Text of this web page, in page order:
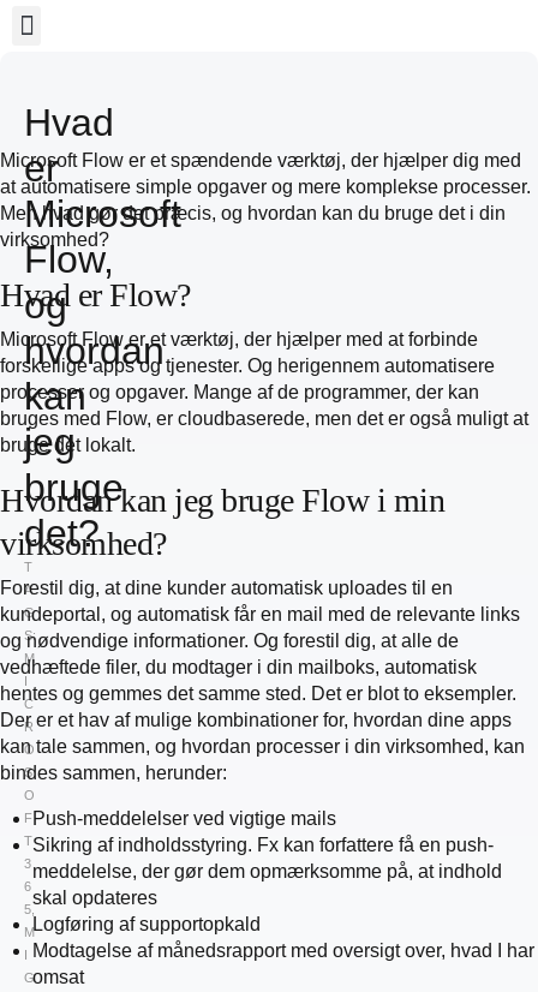
Hvad
er
Microsoft
Flow,
og
hvordan
kan
jeg
bruge
det?
T
A
G
S:
M
I
C
R
O
S
O
F
T
3
6
5,
M
I
G
Microsoft Flow er et spændende værktøj, der hjælper dig med
at automatisere simple opgaver og mere komplekse processer.
Men hvad gør det præcis, og hvordan kan du bruge det i din
virksomhed?
Hvad er Flow?
Microsoft Flow er et værktøj, der hjælper med at forbinde
forskellige apps og tjenester. Og herigennem automatisere
processer og opgaver. Mange af de programmer, der kan
bruges med Flow, er cloudbaserede, men det er også muligt at
bruge det lokalt.
Hvordan kan jeg bruge Flow i min
virksomhed?
Forestil dig, at dine kunder automatisk uploades til en
kundeportal, og automatisk får en mail med de relevante links
og nødvendige informationer. Og forestil dig, at alle de
vedhæftede filer, du modtager i din mailboks, automatisk
hentes og gemmes det samme sted. Det er blot to eksempler.
Der er et hav af mulige kombinationer for, hvordan dine apps
kan tale sammen, og hvordan processer i din virksomhed, kan
bindes sammen, herunder:
Push-meddelelser ved vigtige mails
Sikring af indholdsstyring. Fx kan forfattere få en push-
meddelelse, der gør dem opmærksomme på, at indhold
skal opdateres
Logføring af supportopkald
Modtagelse af månedsrapport med oversigt over, hvad I har
omsat